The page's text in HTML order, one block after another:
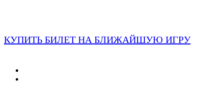
КУПИТЬ БИЛЕТ НА БЛИЖАЙШУЮ ИГРУ